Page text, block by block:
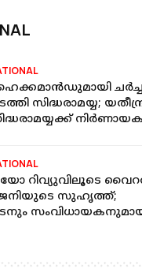
ചർച്ച
സിദ്ധരാമയ്യ;
നിർണായക
റിവ്യുവിലൂടെ
സുഹൃത്ത്;